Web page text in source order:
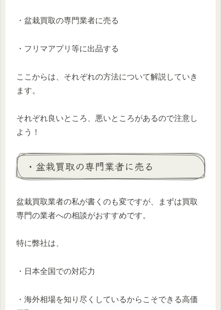
・盆栽買取の専門業者に売る
・フリマアプリ等に出品する
ここからは、それぞれの方法について解説していき
ます。
それぞれ良いところ、悪いところがあるので注意し
よう！
・盆栽買取の専門業者に売る
盆栽買取業者の私が書くのも変ですが、まずは買取
専門の業者への相談がおすすめです。
特に弊社は、
・日本全国での対応力
・海外相場を知り尽くしているからこそできる高価